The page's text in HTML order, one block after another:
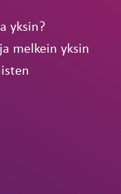
yksin?
melkein yksin